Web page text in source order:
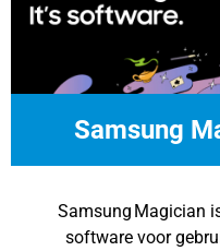
Samsung
Samsung Magician
software voor